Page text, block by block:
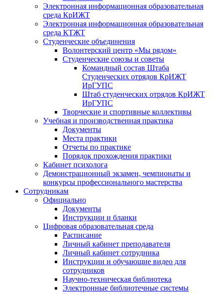
Электронная информационная образовательная
среда КрИЖТ
Электронная информационная образовательная
среда КТЖТ
Студенческие объединения
Волонтерский центр «Мы рядом»
Студенческие союзы и советы
Командный состав Штаба
Студенческих отрядов КрИЖТ
ИрГУПС
Штаб студенческих отрядов КрИЖТ
ИрГУПС
Творческие и спортивные коллективы
Учебная и производственная практика
Документы
Места практики
Отчеты по практике
Порядок прохождения практики
Кабинет психолога
Демонстрационный экзамен, чемпионаты и
конкурсы профессионального мастерства
Сотрудникам
Официально
Документы
Инструкции и бланки
Цифровая образовательная среда
Расписание
Личный кабинет преподавателя
Личный кабинет сотрудника
Инструкции и обучающие видео для
сотрудников
Научно-техническая библиотека
Электронные библиотечные системы